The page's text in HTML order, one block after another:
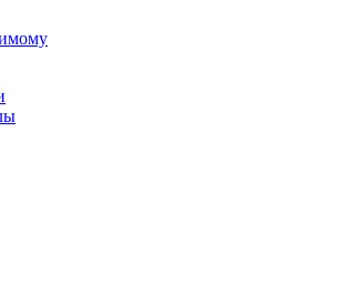
картинки, смешные истории, клипы!
фото приколы, карикатуры, шаржи, стихи,